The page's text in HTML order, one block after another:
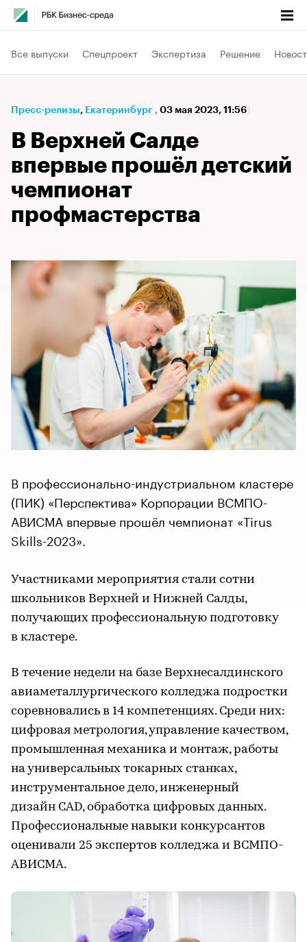
Все выпуски Спецпроект Экспертиза Решение
Пресс-релизы⁠, Екатеринбург , 03 мая 2023, 11:56
В Верхней Салде
впервые прошёл детский
чемпионат
профмастерства
В профессионально-индустриальном кластере
(ПИК) «Перспектива» Корпорации ВСМПО-
АВИСМА впервые прошёл чемпионат «Tirus
Skills-2023».
Участниками мероприятия стали сотни
школьников Верхней и Нижней Салды,
получающих профессиональную подготовку
в кластере.
В течение недели на базе Верхнесалдинского
авиаметаллургического колледжа подростки
соревновались в 14 компетенциях. Среди них:
цифровая метрология, управление качеством,
промышленная механика и монтаж, работы
на универсальных токарных станках,
инструментальное дело, инженерный
дизайн CAD, обработка цифровых данных.
Профессиональные навыки конкурсантов
оценивали 25 экспертов колледжа и ВСМПО-
АВИСМА.